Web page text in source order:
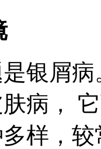
银屑
病，
样，